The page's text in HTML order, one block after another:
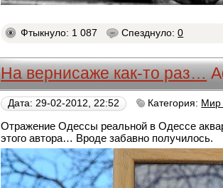
Фтыкнуло: 1 087 Спезднуло:0
На вернисаже как-то раз…
Дата: 29-02-2012, 22:52 Категория: Мир
Отражение Одессы реальной в Одессе
этого автора… Вроде забавно получилось.